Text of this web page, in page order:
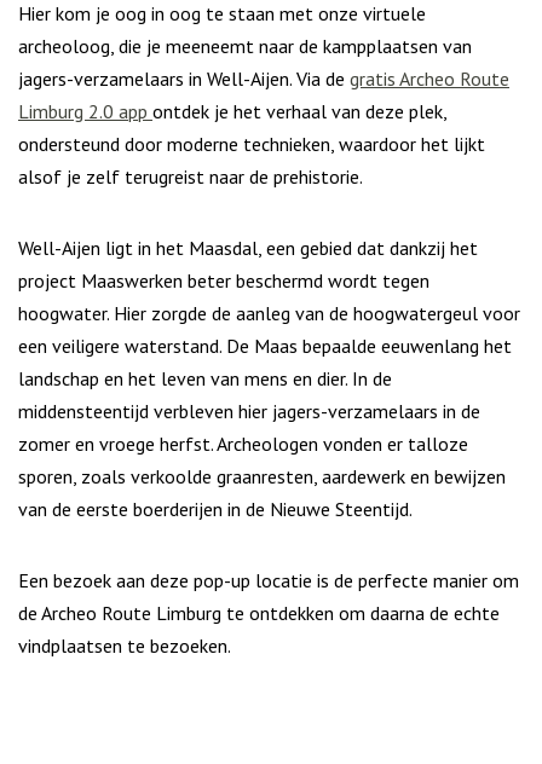
Hier kom je oog in oog te staan met onze virtuele
archeoloog, die je meeneemt naar de kampplaatsen van
jagers-verzamelaars in Well-Aijen. Via de gratis Archeo Route
Limburg 2.0 app ontdek je het verhaal van deze plek,
ondersteund door moderne technieken, waardoor het lijkt
alsof je zelf terugreist naar de prehistorie.
Well-Aijen ligt in het Maasdal, een gebied dat dankzij het
project Maaswerken beter beschermd wordt tegen
hoogwater. Hier zorgde de aanleg van de hoogwatergeul voor
een veiligere waterstand. De Maas bepaalde eeuwenlang het
landschap en het leven van mens en dier. In de
middensteentijd verbleven hier jagers-verzamelaars in de
zomer en vroege herfst. Archeologen vonden er talloze
sporen, zoals verkoolde graanresten, aardewerk en bewijzen
van de eerste boerderijen in de Nieuwe Steentijd.
Een bezoek aan deze pop-up locatie is de perfecte manier om
de Archeo Route Limburg te ontdekken om daarna de echte
vindplaatsen te bezoeken.